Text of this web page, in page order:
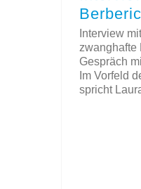
Interview
zwanghafte
Gespräch
Im Vorfeld
spricht